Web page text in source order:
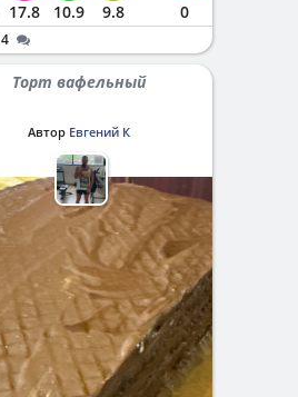
17.8 10.9 9.8 0
4
Торт вафельный
Автор Евгений К